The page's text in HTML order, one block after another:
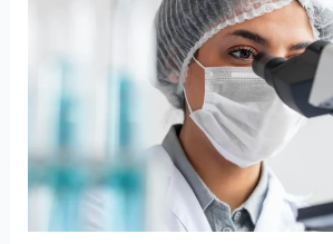
cocaína:
mito
ou
verdade?
Descubra